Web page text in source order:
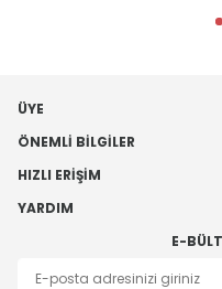
ÜYE
ÖNEMLI BILGILER
HIZLI ERIŞIM
YARDIM
E-